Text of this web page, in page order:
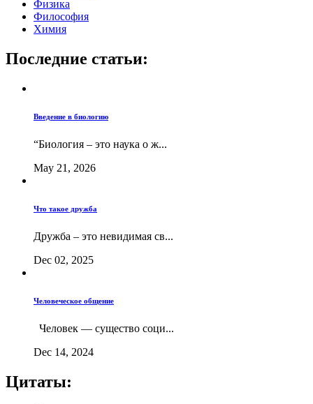
Физика
Философия
Химия
Последние статьи:
Введение в биологию
“Биология – это наука о ж...
May 21, 2026
Что такое дружба
Дружба – это невидимая св...
Dec 02, 2025
Человеческое общение
Человек — существо соци...
Dec 14, 2024
Цитаты: